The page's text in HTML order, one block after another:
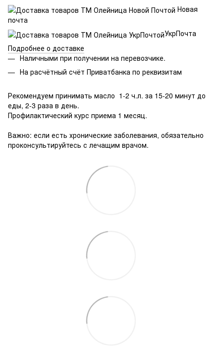
Новая
почта
УкрПочта
Подробнее о доставке
Наличными при получении на перевозчике.
На расчётный счёт Приватбанка по реквизитам
Рекомендуем принимать масло 1-2 ч.л. за 15-20 минут до
еды, 2-3 раза в день.
Профилактический курс приема 1 месяц.
Важно: если есть хронические заболевания, обязательно
проконсультируйтесь с лечащим врачом.